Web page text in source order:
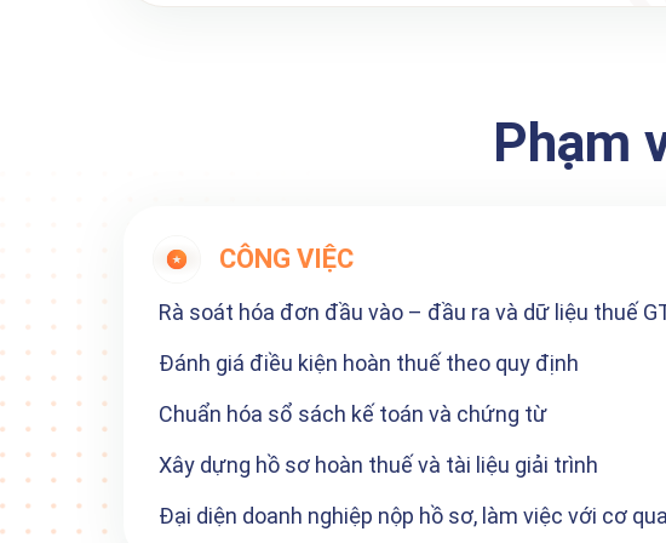
Phạm
CÔNG VIỆC
Rà soát hóa đơn đầu vào – đầu ra và dữ liệu thuế
Đánh giá điều kiện hoàn thuế theo quy định
Chuẩn hóa sổ sách kế toán và chứng từ
Xây dựng hồ sơ hoàn thuế và tài liệu giải trình
Đại diện doanh nghiệp nộp hồ sơ, làm việc với cơ